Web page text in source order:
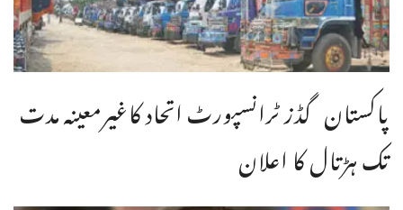
پاکستان گڈز ٹرانسپورٹ اتحاد کاغیرمعینہ مدت
تک ہڑتال کا اعلان